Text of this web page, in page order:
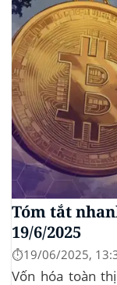
Tóm tắt
19/6/2025
⏱️19/06/2025,
Vốn hóa toàn